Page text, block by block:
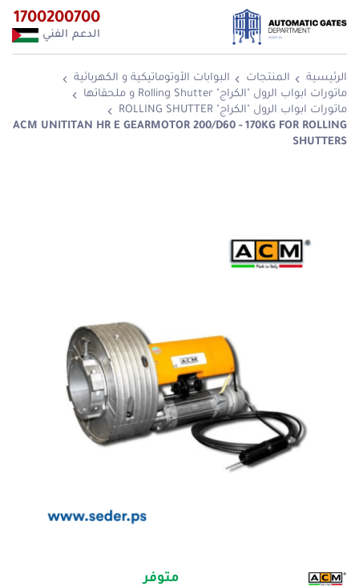
1700200700
الدعم الفني
الرئيسية المنتجات
البوابات الأوتوماتيكية و الكهربائية
ماتورات ابواب الرول "الكراج" Rolling Shutter و ملحقاتها
ماتورات ابواب الرول "الكراج" ROLLING SHUTTER
ACM UNITITAN HR E GEARMOTOR 200/D60 - 170KG FOR ROLLING
SHUTTERS
متوفر